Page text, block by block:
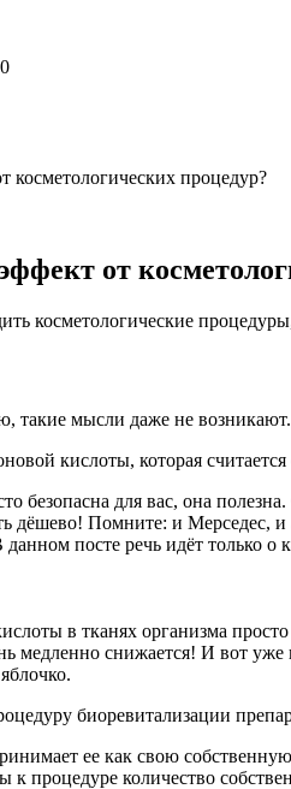
косметологических процедур?
от
косметологические
такие мысли даже не возникают.
кислоты, которая
безопасна для вас, она
дёшево! Помните: и
посте речь идёт только о
в тканях организма
медленно снижается! И вот уже
биоревитализации
ее как свою
процедуре количество